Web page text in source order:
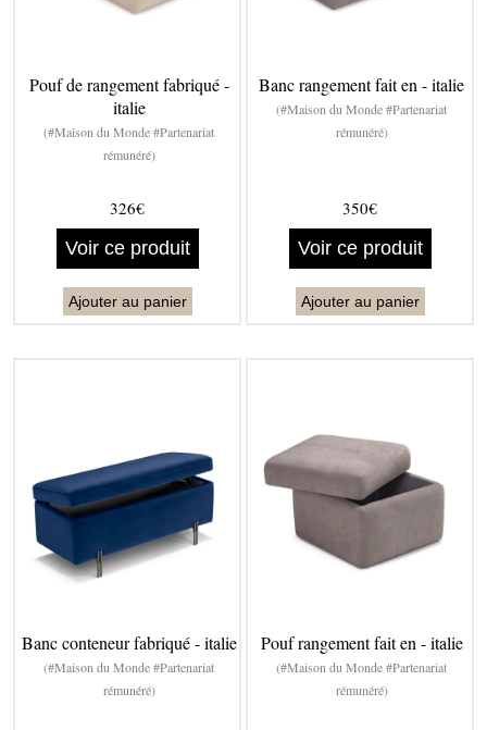
Pouf de rangement fabriqué -
italie
(#Maison du Monde #Partenariat
rémunéré)
326€
Voir ce produit
Ajouter au panier
Banc rangement fait en - italie
(#Maison du Monde #Partenariat
rémunéré)
350€
Voir ce produit
Ajouter au panier
Banc conteneur fabriqué - italie
(#Maison du Monde #Partenariat
rémunéré)
Pouf rangement fait en - italie
(#Maison du Monde #Partenariat
rémunéré)